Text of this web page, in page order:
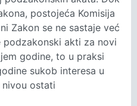
postojeća Komisija
Zakon se ne sastaje već
podzakonski akti za novi
godine, to u praksi
sukob interesa u
ostati